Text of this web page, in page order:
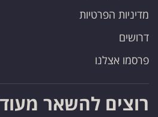
מדיניות הפרטיות
דרושים
פרסמו אצלנו
רוצים להשאר